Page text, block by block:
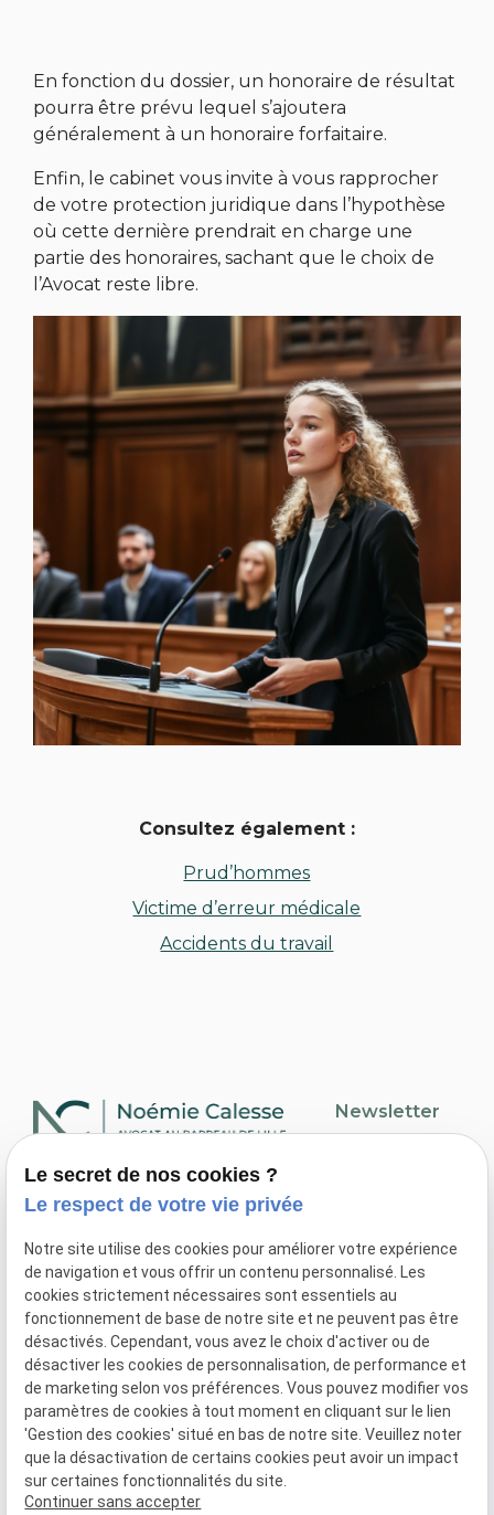
En fonction du dossier, un honoraire de résultat
pourra être prévu lequel s’ajoutera
généralement à un honoraire forfaitaire.
Enfin, le cabinet vous invite à vous rapprocher
de votre protection juridique dans l’hypothèse
où cette dernière prendrait en charge une
partie des honoraires, sachant que le choix de
l’Avocat reste libre.
Consultez également :
Prud’hommes
Victime d’erreur médicale
Accidents du travail
03 66 88 33 82
243 Av. de la République
59110 La Madeleine
Newsletter
Plan du site
Mentions légales
Politique de confidentialité
Gestion des cookies
Le secret de nos cookies ?
Le respect de votre vie privée
Notre site utilise des cookies pour améliorer votre expérience
de navigation et vous offrir un contenu personnalisé. Les
cookies strictement nécessaires sont essentiels au
fonctionnement de base de notre site et ne peuvent pas être
désactivés. Cependant, vous avez le choix d'activer ou de
désactiver les cookies de personnalisation, de performance et
de marketing selon vos préférences. Vous pouvez modifier vos
paramètres de cookies à tout moment en cliquant sur le lien
'Gestion des cookies' situé en bas de notre site. Veuillez noter
que la désactivation de certains cookies peut avoir un impact
sur certaines fonctionnalités du site.
Continuer sans accepter